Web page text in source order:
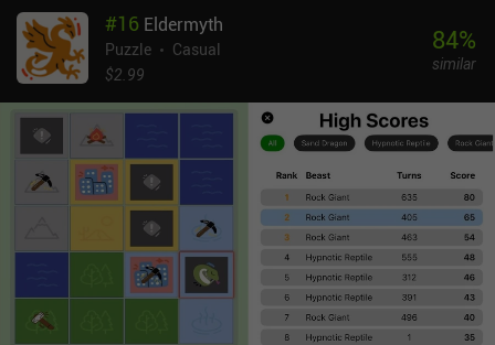
#16 Eldermyth
Puzzle
Casual
$2.99
84%
similar